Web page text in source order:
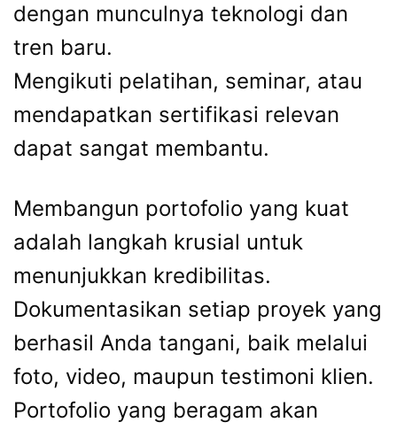
dengan munculnya teknologi dan
tren baru.
Mengikuti pelatihan, seminar, atau
mendapatkan sertifikasi relevan
dapat sangat membantu.
Membangun portofolio yang kuat
adalah langkah krusial untuk
menunjukkan kredibilitas.
Dokumentasikan setiap proyek yang
berhasil Anda tangani, baik melalui
foto, video, maupun testimoni klien.
Portofolio yang beragam akan